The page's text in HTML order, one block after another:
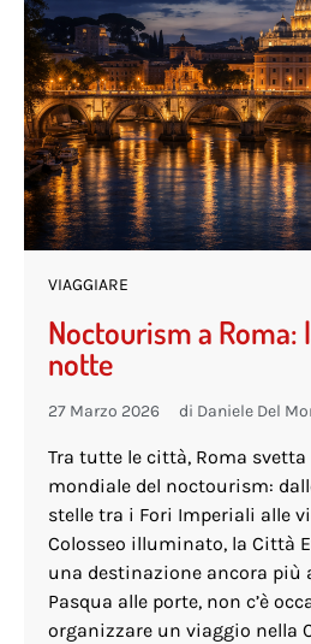
VIAGGIARE
Noctourism a Roma:
notte
27 Marzo 2026 di Daniele Del
Tra tutte le città, Roma
mondiale del noctourism:
stelle tra i Fori Imperiali alle
Colosseo illuminato, la Città
una destinazione ancora più
Pasqua alle porte, non c’è
organizzare un viaggio nella